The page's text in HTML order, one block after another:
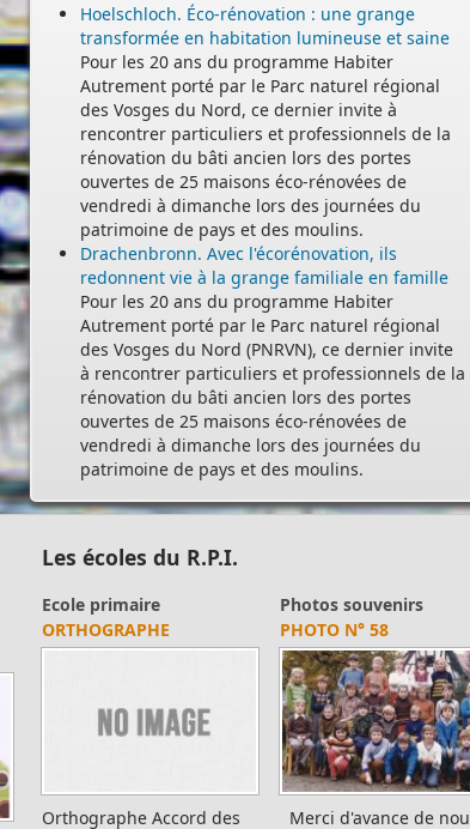
Hoelschloch. Éco-rénovation : une grange
transformée en habitation lumineuse et saine
Pour les 20 ans du programme Habiter
Autrement porté par le Parc naturel régional
des Vosges du Nord, ce dernier invite à
rencontrer particuliers et professionnels de la
rénovation du bâti ancien lors des portes
ouvertes de 25 maisons éco-rénovées de
vendredi à dimanche lors des journées du
patrimoine de pays et des moulins.
Drachenbronn. Avec l'écorénovation, ils
redonnent vie à la grange familiale en famille
Pour les 20 ans du programme Habiter
Autrement porté par le Parc naturel régional
des Vosges du Nord (PNRVN), ce dernier invite
à rencontrer particuliers et professionnels de la
rénovation du bâti ancien lors des portes
ouvertes de 25 maisons éco-rénovées de
vendredi à dimanche lors des journées du
patrimoine de pays et des moulins.
Les écoles du R.P.I.
Photos souvenirs
PHOTO N° 48
Merci d'avance de nous
Photos souvenirs
PHOTO N° 21
Merci d'avance de nous